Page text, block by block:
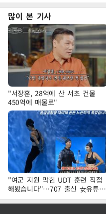
많이 본 기사
"서장훈, 28억에 산 서초 건물
450억에 매물로"
"여군 지원 막힌 UDT 훈련 직접
해봤습니다"…707 출신 女유튜버
'완벽 소화'